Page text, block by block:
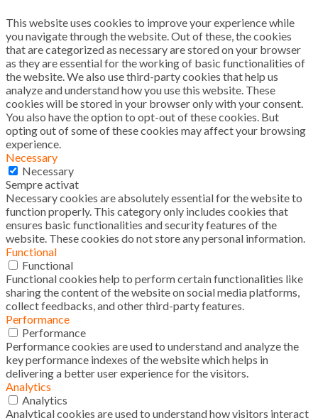
This website uses cookies to improve your experience while
you navigate through the website. Out of these, the cookies
that are categorized as necessary are stored on your browser
as they are essential for the working of basic functionalities of
the website. We also use third-party cookies that help us
analyze and understand how you use this website. These
cookies will be stored in your browser only with your consent.
You also have the option to opt-out of these cookies. But
opting out of some of these cookies may affect your browsing
experience.
Necessary
Necessary
Sempre activat
Necessary cookies are absolutely essential for the website to
function properly. This category only includes cookies that
ensures basic functionalities and security features of the
website. These cookies do not store any personal information.
Functional
Functional
Functional cookies help to perform certain functionalities like
sharing the content of the website on social media platforms,
collect feedbacks, and other third-party features.
Performance
Performance
Performance cookies are used to understand and analyze the
key performance indexes of the website which helps in
delivering a better user experience for the visitors.
Analytics
Analytics
Analytical cookies are used to understand how visitors interact